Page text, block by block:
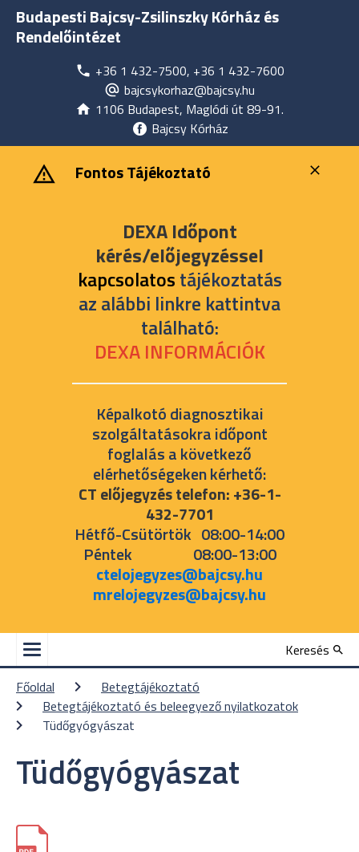
Budapesti Bajcsy-Zsilinszky Kórház és
Rendelőintézet
+36 1 432-7500, +36 1 432-7600
bajcsykorhaz@bajcsy.hu
1106 Budapest, Maglódi út 89-91.
Bajcsy Kórház
‎ ‎Fontos Tájékoztató
DEXA Időpont
kérés/előjegyzéssel
kapcsolatostájékoztatás
az alábbi linkre kattintva
található:
DEXA INFORMÁCIÓK
Képalkotó diagnosztikai
szolgáltatásokra időpont
foglalás a következő
elérhetőségeken kérhető:
CT előjegyzés telefon: +36-1-
432-7701
Hétfő-Csütörtök 08:00-14:00
Péntek 08:00-13:00
ctelojegyzes@bajcsy.hu
mrelojegyzes@bajcsy.hu
Keresés
Főoldal
Betegtájékoztató
Betegtájékoztató és beleegyező nyilatkozatok
Tüdőgyógyászat
Tüdőgyógyászat